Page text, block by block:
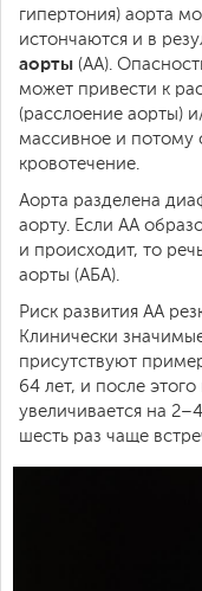
гипертония) аорта
истончаются и в
аорты (АА).
может привести к
(расслоение аорты)
массивное и потому
кровотечение.
Аорта разделена
аорту. Если АА
и происходит, то
аорты (АБА).
Риск развития АА
Клинически
присутствуют
64 лет, и после
увеличивается на
шесть раз чаще